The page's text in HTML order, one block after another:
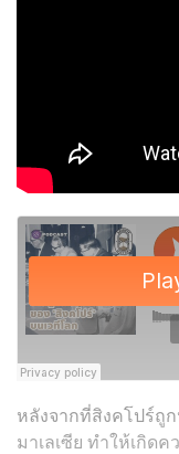
หลังจากที่สิงคโปร์ถู
มาเลเซีย ทำให้เกิด